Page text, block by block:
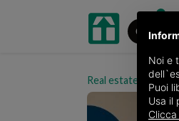
Real estate portal
Noi e
Puoi
Usa il